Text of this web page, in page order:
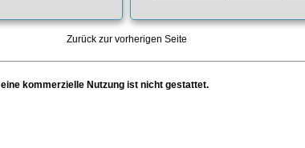
Zurück zur vorherigen Seite
eine kommerzielle Nutzung ist nicht gestattet.